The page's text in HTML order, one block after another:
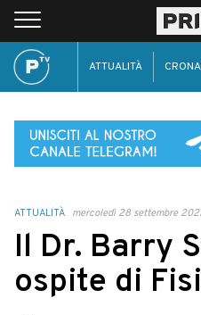
ATTUALITÀ
ATTUALITÀ mercoledì 28 settembre
Il Dr. Barry
ospite di